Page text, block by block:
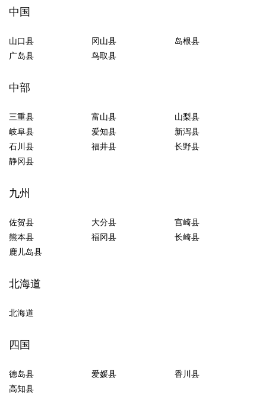
中国
山口县 冈山县
岛根县
广岛县
鸟取县
中部
三重县 富山县
山梨县
岐阜县
爱知县
新泻县
石川县
福井县
长野县
静冈县
九州
佐贺县 大分县
宫崎县
熊本县
福冈县
长崎县
鹿儿岛县
北海道
北海道
四国
德岛县 爱媛县
香川县
高知县